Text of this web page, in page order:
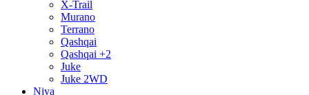
X-Trail
Murano
Terrano
Qashqai
Qashqai +2
Juke
Juke 2WD
Niva